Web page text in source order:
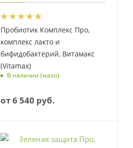
Пробиотик Комплекс Про,
комплекс лакто и
бифидобактерий, Витамакс
(Vitamax)
В наличии (мало)
от6 540 руб.